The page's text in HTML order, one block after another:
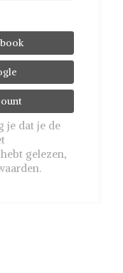
je dat je de
gelezen,